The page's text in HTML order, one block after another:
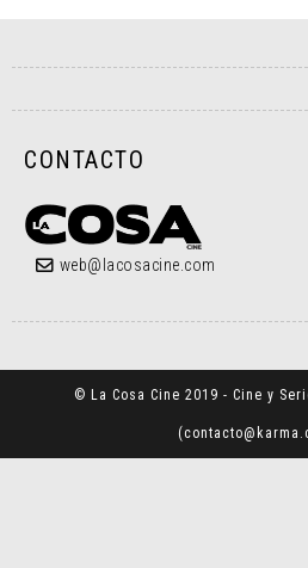
CONTACTO
web@lacosacine.com
© La Cosa Cine 2019 - Cine y
(